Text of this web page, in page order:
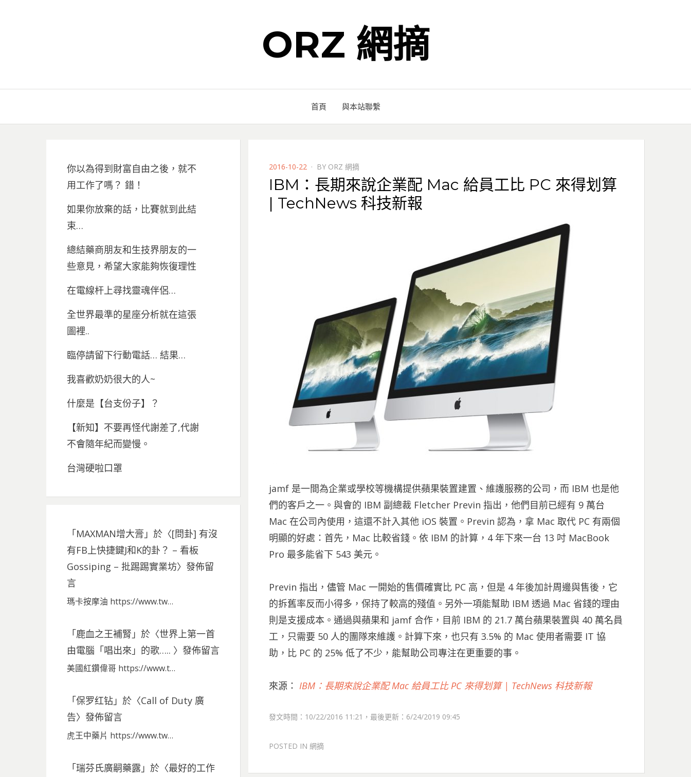
ORZ 網摘
首頁 與本站聯繫
POSTED
ON
2016-10-22 BY ORZ 網摘
IBM：長期來說企業配 Mac 給員工比 PC 來得划算
| TechNews 科技新報
jamf 是一間為企業或學校等機構提供蘋果裝置建置、維護服務的公司，而 IBM 也是他
們的客戶之一。與會的 IBM 副總裁 Fletcher Previn 指出，他們目前已經有 9 萬台
Mac 在公司內使用，這還不計入其他 iOS 裝置。Previn 認為，拿 Mac 取代 PC 有兩個
明顯的好處：首先，Mac 比較省錢。依 IBM 的計算，4 年下來一台 13 吋 MacBook
Pro 最多能省下 543 美元。
Previn 指出，儘管 Mac 一開始的售價確實比 PC 高，但是 4 年後加計周邊與售後，它
的拆舊率反而小得多，保持了較高的殘值。另外一項能幫助 IBM 透過 Mac 省錢的理由
則是支援成本。通過與蘋果和 jamf 合作，目前 IBM 的 21.7 萬台蘋果裝置與 40 萬名員
工，只需要 50 人的團隊來維護。計算下來，也只有 3.5% 的 Mac 使用者需要 IT 協
助，比 PC 的 25% 低了不少，能幫助公司專注在更重要的事。
來源： IBM：長期來說企業配 Mac 給員工比 PC 來得划算 | TechNews 科技新報
發文時間：10/22/2016 11:21，最後更新：6/24/2019 09:45
POSTED IN 網摘
你以為得到財富自由之後，就不
用工作了嗎？ 錯！
如果你放棄的話，比賽就到此結
束…
總結藥商朋友和生技界朋友的一
些意見，希望大家能夠恢復理性
在電線杆上尋找靈魂伴侶…
全世界最準的星座分析就在這張
圖裡..
臨停請留下行動電話… 結果…
我喜歡奶奶很大的人~
什麼是【台支份子】？
【新知】不要再怪代謝差了,代謝
不會隨年紀而變慢。
台灣硬啦口罩
「MAXMAN增大膏 」於〈[問卦] 有沒
有FB上快捷鍵J和K的卦？ – 看板
Gossiping – 批踢踢實業坊〉發佈留
言
瑪卡按摩油 https://www.tw…
「鹿血之王補腎 」於〈世界上第一首
由電腦「唱出來」的歌….. 〉發佈留言
美國紅鑽偉哥 https://www.t…
「保罗红钻」於〈Call of Duty 廣
告〉發佈留言
虎王中藥片 https://www.tw…
「瑞芬氏廣嗣藥露」於〈最好的工作